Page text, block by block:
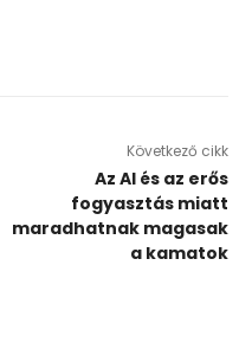
Következő cikk
Az AI és az erős
fogyasztás miatt
maradhatnak magasak
a kamatok